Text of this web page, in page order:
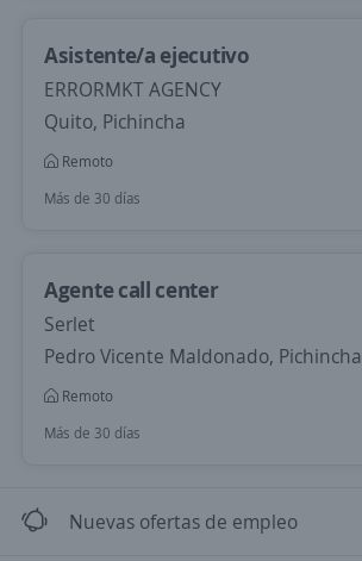
Asistente/a ejecutivo
ERRORMKT AGENCY
Quito, Pichincha
Remoto
Más de 30 días
Agente call center
Serlet
Pedro Vicente Maldonado, Pichincha
Remoto
Más de 30 días
Nuevas ofertas de empleo